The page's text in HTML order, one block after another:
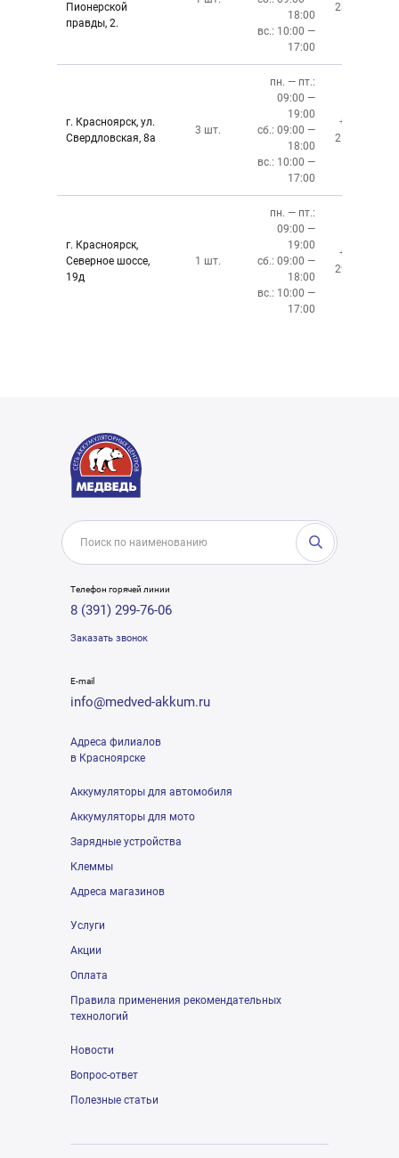
Пионерской
правды, 2.
18:00
вс.: 10:00 —
17:00
237-34-34
г. Красноярск, ул.
Свердловская, 8а
3 шт.
пн. — пт.:
09:00 —
19:00
сб.: 09:00 —
18:00
вс.: 10:00 —
17:00
+7 (391)
219-27-50
г. Красноярск,
Северное шоссе,
19д
1 шт.
пн. — пт.:
09:00 —
19:00
сб.: 09:00 —
18:00
вс.: 10:00 —
17:00
+7 (391)
299-76-06
Телефон горячей линии
8 (391) 299-76-06
Заказать звонок
E-mail
info@medved-akkum.ru
Адреса филиалов
в Красноярске
Аккумуляторы для автомобиля
Аккумуляторы для мото
Зарядные устройства
Клеммы
Адреса магазинов
Услуги
Акции
Оплата
Правила применения рекомендательных
технологий
Новости
Вопрос-ответ
Полезные статьи